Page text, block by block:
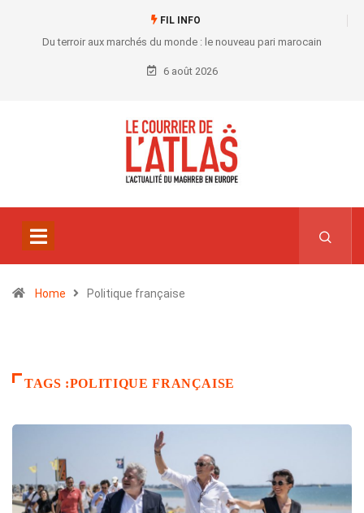
FIL INFO
Du terroir aux marchés du monde : le nouveau pari marocain
6 août 2026
Home Politique française
TAGS :POLITIQUE FRANÇAISE